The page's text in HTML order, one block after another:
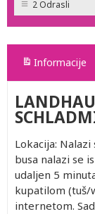
2 Odrasli
Informacije
Lokacija:
busa nalazi se
udaljen 5
kupatilom (tuš/
internetom.